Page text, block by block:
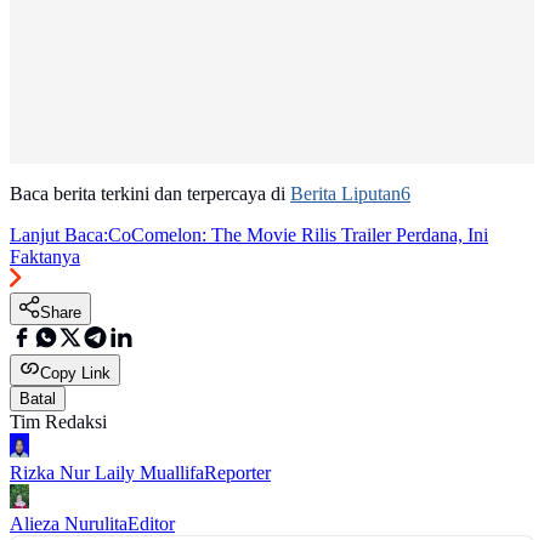
Baca berita terkini dan terpercaya di Berita Liputan6
Lanjut Baca:CoComelon: The Movie Rilis Trailer Perdana, Ini
Faktanya
Share
Copy Link
Batal
Tim Redaksi
Rizka Nur Laily MuallifaReporter
Alieza NurulitaEditor